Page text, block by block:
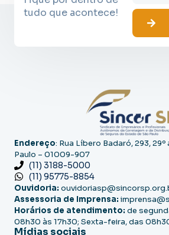
tudo que acontece!
Endereço: Rua Líbero Badaró, 293,
Paulo – 01009-907
(11) 3188-5000
(11) 95775-8854
Ouvidoria:
Assessoria de Imprensa:
Horários de atendimento: de
08h30 às 17h30; Sexta-feira, das
Mídias sociais